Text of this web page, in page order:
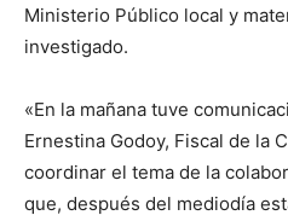
Ministerio Público local y
investigado.
«En la mañana tuve
Ernestina Godoy, Fiscal de la
coordinar el tema de la
que, después del mediodía